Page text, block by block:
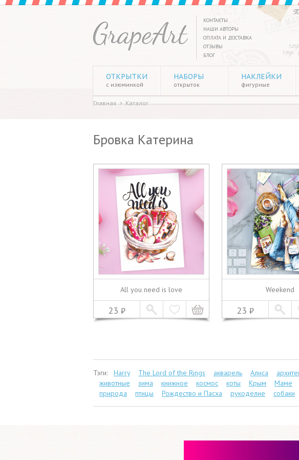
КОНТАКТЫ
НАШИ АВТОРЫ
ОПЛАТА И ДОСТАВКА
ОТЗЫВЫ
БЛОГ
ОТКРЫТКИ
с изюминкой
НАБОРЫ
открыток
НАКЛЕЙКИ
фигурные
Главная > Каталог
Бровка Катерина
All you need is love
23
Weekend
23
Тэги: Harry The Lord of the Rings акварель Алиса
животные
зима книжное космос коты Крым Маме
природа
птицы Рождество и Пасха рукоделие собаки